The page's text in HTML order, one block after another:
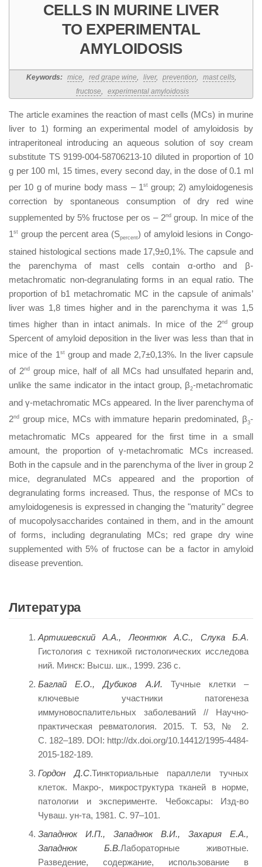
CELLS IN MURINE LIVER
TO EXPERIMENTAL
AMYLOIDOSIS
Keywords: mice, red grape wine, liver, prevention, mast cells,
fructose, experimental amyloidosis
The article examines the reaction of mast cells (MCs) in murine
liver to 1) forming an experimental model of amyloidosis by
intraperitoneal introducing an aqueous solution of soy cream
substitute TS 9199-004-58706213-10 diluted in proportion of 10
g per 100 ml, 15 times, every second day, in the dose of 0.1 ml
per 10 g of murine body mass – 1 stgroup; 2) amyloidogenesis
correction by spontaneous consumption of dry red wine
supplemented by 5% fructose per os – 2ndgroup. In mice of the
1 st group the percent area (Spercent) of amyloid lesions in Congo-
stained histological sections made 17,9±0,1%. The capsule and
the parenchyma of mast cells contain α-ortho and β-
metachromatic non-degranulating forms in an equal ratio. The
proportion of b1 metachromatic MC in the capsule of animals’
liver was 1,8 times higher and in the parenchyma it was 1,5
times higher than in intact animals. In mice of the 2ndgroup
Spercent of amyloid deposition in the liver was less than that in
mice of the 1 stgroup and made 2,7±0,13%. In the liver capsule
of 2nd
group mice, half of all MCs had unsulfated heparin and,
unlike the same indicator in the intact group, β2-metachromatic
and γ-metachromatic MCs appeared. In the liver parenchyma of
2nd group mice, MCs with immature heparin predominated, β3-
metachromatic MCs appeared for the first time in a small
amount, the proportion of γ-metachromatic MCs increased.
Both in the capsule and in the parenchyma of the liver in group 2
mice, degranulated MCs appeared and the proportion of
degranulating forms increased. Thus, the response of MCs to
amyloidogenesis is expressed in changing the "maturity" degree
of mucopolysaccharides contained in them, and in the amount
of forms, including degranulating MCs; red grape dry wine
supplemented with 5% of fructose can be a factor in amyloid
disease prevention.
Литература
Артишевский А.А., Леонтюк А.С., Слука Б.А.
Гистология с техникой гистологических исследова
ний. Минск: Высш. шк., 1999. 236 с.
Баглай Е.О., Дубиков А.И. Тучные клетки –
ключевые участники патогенеза
иммуновоспалительных заболеваний // Научно-
практическая ревматология. 2015. Т. 53, № 2.
С. 182–189. DOI: http://dx.doi.org/10.14412/1995-4484-
2015-182-189.
Гордон Д.С.Тинкториальные параллели тучных
клеток. Макро-, микроструктура тканей в норме,
патологии и эксперименте. Чебоксары: Изд-во
Чуваш. ун-та, 1981. С. 97–101.
Западнюк И.П., Западнюк В.И., Захария Е.А.,
Западнюк Б.В.Лабораторные животные.
Разведение, содержание, использование в